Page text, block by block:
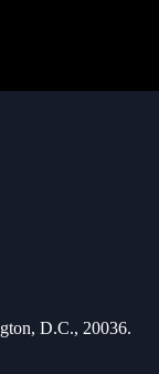
D.C., 20036.